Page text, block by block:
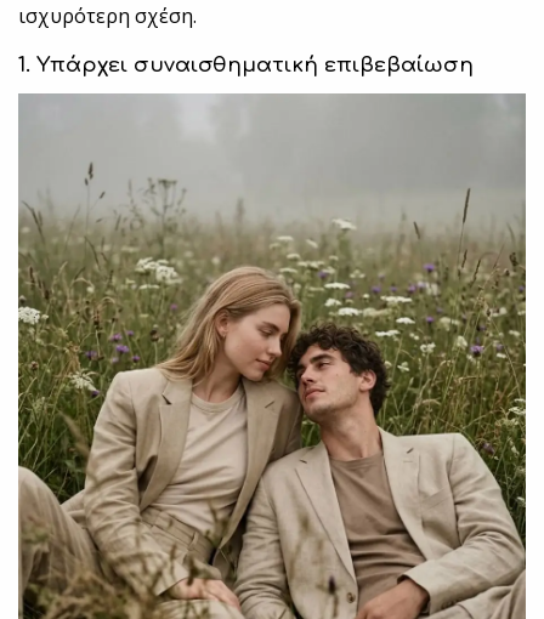
ισχυρότερη σχέση.
1. Υπάρχει συναισθηματική επιβεβαίωση